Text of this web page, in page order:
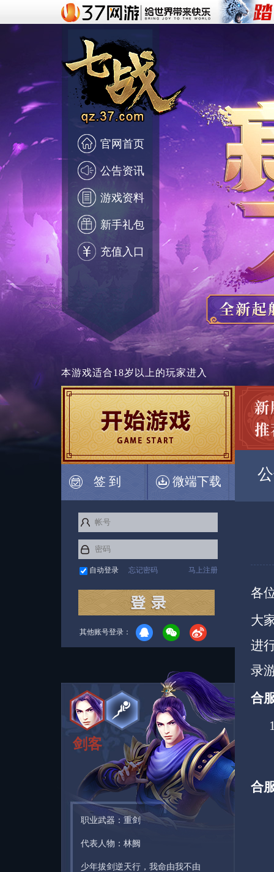
官网首页
公告资讯
游戏资料
新手礼包
充值入口
本游戏适合18岁以上 的玩家进入
签 到 微端下载
自动登录 忘记密码
其他账号登录：
马上注册
剑客
职业武器：重剑
代表人物：林阙
少年拔剑逆天行，我命由我不由
各
大
进
录
合
1
合